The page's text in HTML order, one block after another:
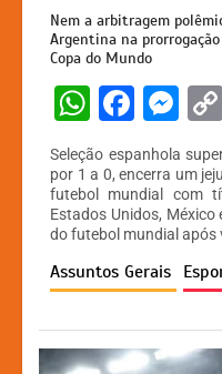
Nem a arbitragem
Argentina na
Copa do Mundo
W
h
at
s
A
p
F
a
c
e
b
o
k
M
s
s
e
n
er
Seleção espanhola
por 1 a 0, encerra um
futebol mundial com
Estados Unidos,
do futebol mundial após
Assuntos Gerais